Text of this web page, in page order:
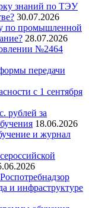
знаний по ТЭУ
30.07.2026
по промышленной
28.07.2026
№2464
передачи
с 1 сентября
рублей за
18.06.2026
и журнал
и инфраструктуре